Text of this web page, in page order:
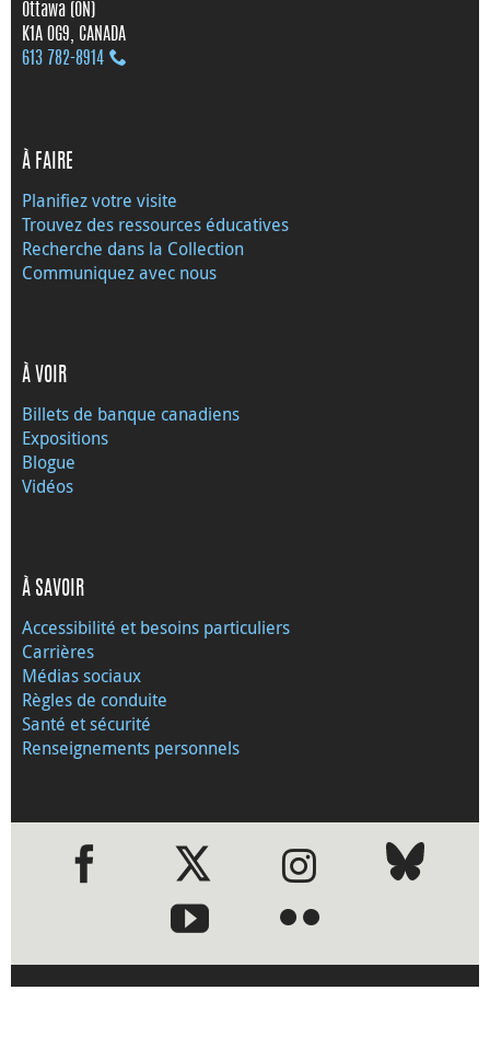
Ottawa (ON)
K1A 0G9, CANADA
613 782‑8914
À FAIRE
Planifiez votre visite
Trouvez des ressources éducatives
Recherche dans la Collection
Communiquez avec nous
À VOIR
Billets de banque canadiens
Expositions
Blogue
Vidéos
À SAVOIR
Accessibilité et besoins particuliers
Carrières
Médias sociaux
Règles de conduite
Santé et sécurité
Renseignements personnels
●●